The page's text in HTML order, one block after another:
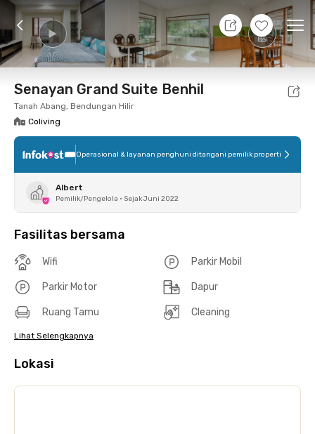
+10
8 Agt 26 - Belum tahu
Foto Fasilitas bersama Lokasi Kamar
Senayan Grand Suite Benhil
Tanah Abang, Bendungan Hilir
Coliving
Operasional & layanan penghuni ditangani pemilik properti
Albert
Pemilik/Pengelola • Sejak Juni 2022
Fasilitas bersama
Wifi Parkir Mobil
Parkir Motor Dapur
Ruang Tamu Cleaning
Lihat Selengkapnya
Lokasi